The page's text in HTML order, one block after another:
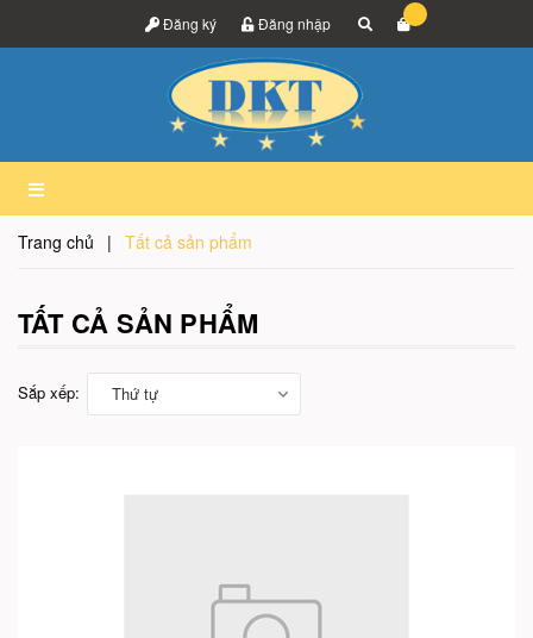
Đăng ký Đăng nhập
Trang chủ | Tất cả sản phẩm
TẤT CẢ SẢN PHẨM
Sắp xếp: Thứ tự